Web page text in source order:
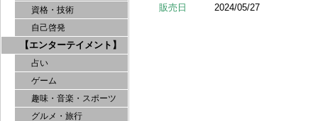
資格・技術
自己啓発
【エンターテイメント】
占い
ゲーム
趣味・音楽・スポーツ
グルメ・旅行
販売日
2024/05/27